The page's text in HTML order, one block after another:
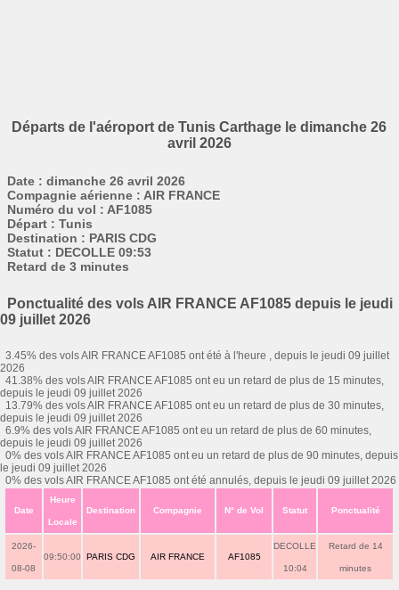
Départs de l'aéroport de Tunis Carthage le dimanche 26
avril 2026
Date : dimanche 26 avril 2026
Compagnie aérienne : AIR FRANCE
Numéro du vol : AF1085
Départ : Tunis
Destination : PARIS CDG
Statut : DECOLLE 09:53
Retard de 3 minutes
Ponctualité des vols AIR FRANCE AF1085 depuis le jeudi
09 juillet 2026
3.45% des vols AIR FRANCE AF1085 ont été à l'heure , depuis le jeudi 09 juillet
2026
41.38% des vols AIR FRANCE AF1085 ont eu un retard de plus de 15 minutes,
depuis le jeudi 09 juillet 2026
13.79% des vols AIR FRANCE AF1085 ont eu un retard de plus de 30 minutes,
depuis le jeudi 09 juillet 2026
6.9% des vols AIR FRANCE AF1085 ont eu un retard de plus de 60 minutes,
depuis le jeudi 09 juillet 2026
0% des vols AIR FRANCE AF1085 ont eu un retard de plus de 90 minutes, depuis
le jeudi 09 juillet 2026
0% des vols AIR FRANCE AF1085 ont été annulés, depuis le jeudi 09 juillet 2026
Date
Heure
Locale
Destination Compagnie N° de Vol Statut Ponctualité
2026-
08-08
09:50:00 PARIS CDG AIR FRANCE AF1085
DECOLLE
10:04
Retard de 14
minutes